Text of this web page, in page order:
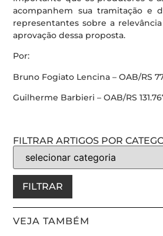
acompanhem sua tramitação e
representantes sobre a
aprovação dessa proposta.
Por:
Bruno Fogiato Lencina – OAB/RS
Guilherme Barbieri – OAB/RS
FILTRAR ARTIGOS POR
FILTRAR
VEJA TAMBÉM